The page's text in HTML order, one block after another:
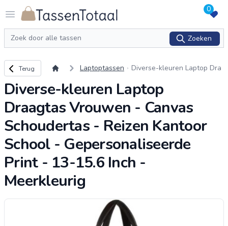
Open menu
Logo Tassentotaal.nl 0
Zoeken
Zoeken
Terug naar overzicht
Terug Laptoptassen
Diverse-kleuren Laptop Dra
houdertas - Reizen Kantoor
School - Gepersonalise
Diverse-kleuren Laptop
Draagtas Vrouwen - Canvas
Schoudertas - Reizen Kantoor
School - Gepersonaliseerde
Print - 13-15.6 Inch -
Meerkleurig